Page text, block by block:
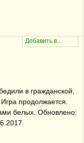
в гражданской,
продолжается.
белых. Обновлено: